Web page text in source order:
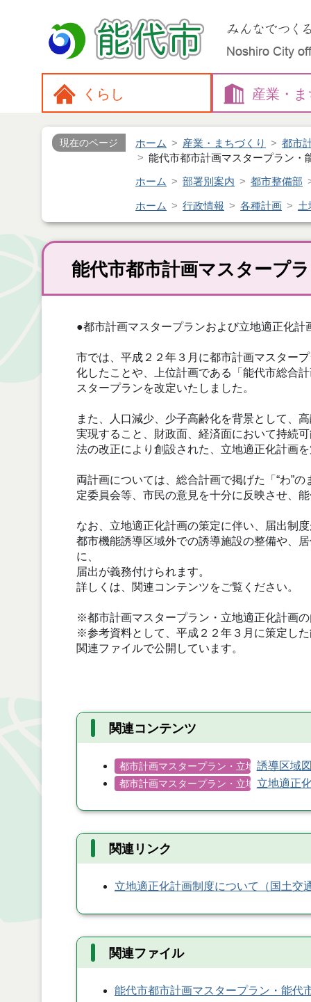
くらし 産業・
現在のページ ホーム 産業・まちづくり
都市
能代市都市計画マスタープラン・
ホーム 部署別案内 都市整備部
ホーム 行政情報 各種計画 土
能代市都市計画マスタープ
●都市計画マスタープランおよび立地適正化計
市では、平成２２年３月に都市計画マスター
化したことや、上位計画である「能代市総合
スタープランを改定いたしました。
また、人口減少、少子高齢化を背景として、
実現すること、財政面、経済面において持続
法の改正により創設された、立地適正化計画
両計画については、総合計画で掲げた「“わ”
定委員会等、市民の意見を十分に反映させ、
なお、立地適正化計画の策定に伴い、届出制
都市機能誘導区域外での誘導施設の整備や、
に、
届出が義務付けられます。
詳しくは、関連コンテンツをご覧ください。
※都市計画マスタープラン・立地適正化計画
※参考資料として、平成２２年３月に策定し
関連ファイルで公開しています。
関連コンテンツ
都市計画マスタープラン・立地適正化計画
誘導区域
都市計画マスタープラン・立地適正化計画
立地適正
関連リンク
立地適正化計画制度について（国土交
関連ファイル
能代市都市計画マスタープラン・能代